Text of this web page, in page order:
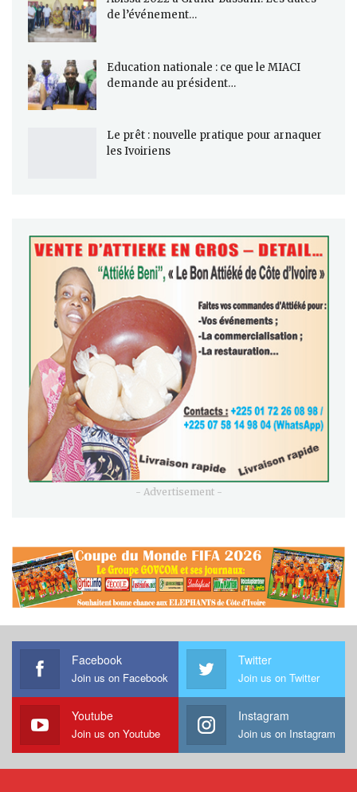
de l’événement…
Education nationale : ce que le MIACI
demande au président…
Le prêt : nouvelle pratique pour arnaquer
les Ivoiriens
- Advertisement -
Facebook
Join us on Facebook
Twitter
Join us on Twitter
Youtube
Join us on Youtube
Instagram
Join us on Instagram